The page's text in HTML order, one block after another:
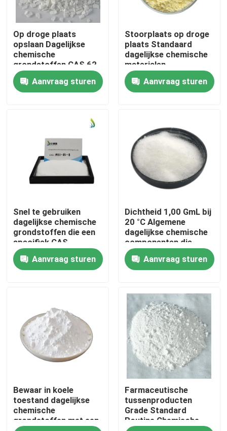
Producten
Over ons
Fabriekstocht
Vraag een offerte
Dagelijkse chemische grondstoffen
Anorganische Chemische producten Grondstof
fijne chemische tussenpersonen
Op droge plaats
opslaan Dagelijkse
chemische
grondstoffen CAS 62-
44-2 Volg de
aanbevolen
doseringsprocedures
Aanvraag sturen
Stoorplaats op droge
plaats Standaard
dagelijkse chemische
materialen
Farmaceutische
tussenproducten
Grade Standard Ideaal
Aanvraag sturen
Snel te gebruiken
dagelijkse chemische
grondstoffen die een
specifiek CAS-
nummer per grondstof
en een dichtheid van
1,00 g/ml bij 20 °C
Aanvraag sturen
Dichtheid 1,00 GmL bij
20 °C Algemene
dagelijkse chemische
componenten die
worden gebruikt in
productieprocessen
en chemische
Aanvraag sturen
Bewaar in koele
toestand dagelijkse
chemische
grondstoffen met een
Farmaceutische
tussenproducten
Grade Standard
Routine Chemische